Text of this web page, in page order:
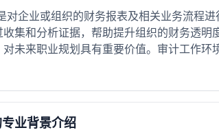
对企业或组织的财务报表及相关业务流程
集和分析证据，帮助提升组织的财务透明
未来职业规划具有重要价值。审计工作环
业背景介绍